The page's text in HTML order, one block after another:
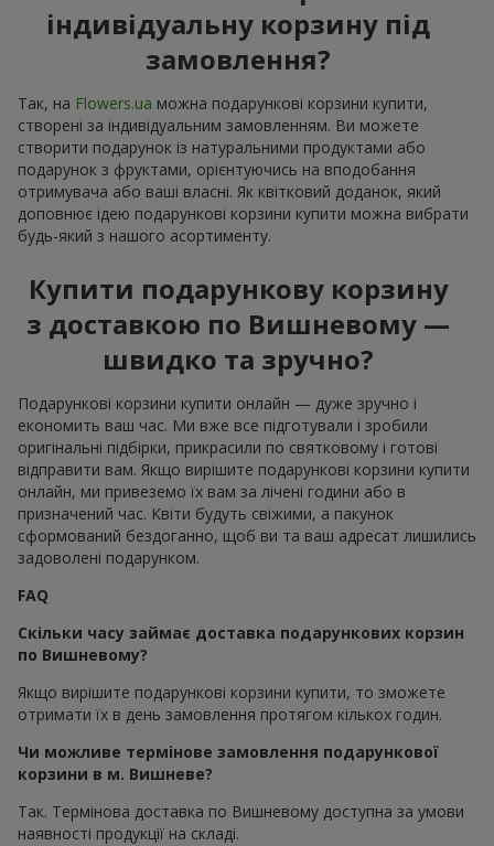
індивідуальну корзину під
замовлення?
Так, на Flowers.ua можна подарункові корзини купити,
створені за індивідуальним замовленням. Ви можете
створити подарунок із натуральними продуктами або
подарунок з фруктами, орієнтуючись на вподобання
отримувача або ваші власні. Як квітковий доданок, який
доповнює ідею подарункові корзини купити можна вибрати
будь-який з нашого асортименту.
Купити подарункову корзину
з доставкою по Вишневому —
швидко та зручно?
Подарункові корзини купити онлайн — дуже зручно і
економить ваш час. Ми вже все підготували і зробили
оригінальні підбірки, прикрасили по святковому і готові
відправити вам. Якщо вирішите подарункові корзини купити
онлайн, ми привеземо їх вам за лічені години або в
призначений час. Квіти будуть свіжими, а пакунок
сформований бездоганно, щоб ви та ваш адресат лишились
задоволені подарунком.
FAQ
Скільки часу займає доставка подарункових корзин
по Вишневому?
Якщо вирішите подарункові корзини купити, то зможете
отримати їх в день замовлення протягом кількох годин.
Чи можливе термінове замовлення подарункової
корзини в м. Вишневе?
Так. Термінова доставка по Вишневому доступна за умови
наявності продукції на складі.